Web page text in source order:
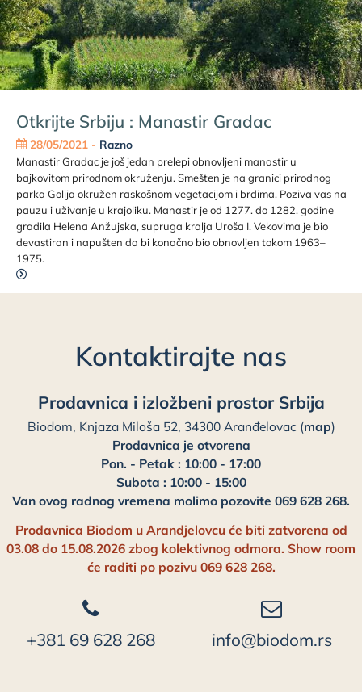
Otkrijte Srbiju : Manastir Gradac
28/05/2021- Razno
Manastir Gradac je još jedan prelepi obnovljeni manastir u
bajkovitom prirodnom okruženju. Smešten je na granici prirodnog
parka Golija okružen raskošnom vegetacijom i brdima. Poziva vas na
pauzu i uživanje u krajoliku. Manastir je od 1277. do 1282. godine
gradila Helena Anžujska, supruga kralja Uroša I. Vekovima je bio
devastiran i napušten da bi konačno bio obnovljen tokom 1963–
1975.
Kontaktirajte nas
Prodavnica i izložbeni prostor Srbija
Biodom, Knjaza Miloša 52, 34300 Aranđelovac (map)
Prodavnica je otvorena
Pon. - Petak : 10:00 - 17:00
Subota : 10:00 - 15:00
Van ovog radnog vremena molimo pozovite 069 628 268.
Prodavnica Biodom u Arandjelovcu će biti zatvorena od
03.08 do 15.08.2026 zbog kolektivnog odmora. Show room
će raditi po pozivu 069 628 268.
+381 69 628 268 info@biodom.rs